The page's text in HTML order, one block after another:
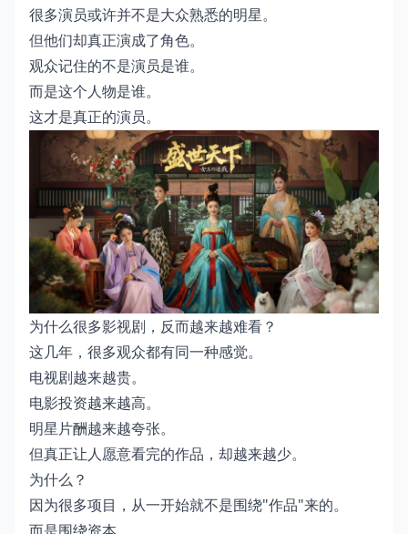
很多演员或许并不是大众熟悉的明星。
但他们却真正演成了角色。
观众记住的不是演员是谁。
而是这个人物是谁。
这才是真正的演员。
为什么很多影视剧，反而越来越难看？
这几年，很多观众都有同一种感觉。
电视剧越来越贵。
电影投资越来越高。
明星片酬越来越夸张。
但真正让人愿意看完的作品，却越来越少。
为什么？
因为很多项目，从一开始就不是围绕"作品"来的。